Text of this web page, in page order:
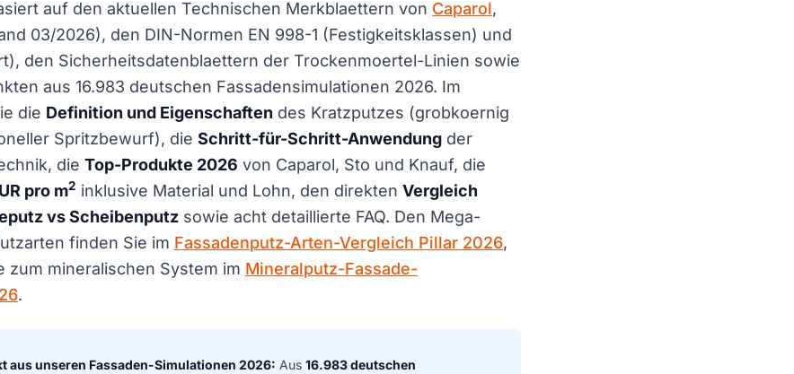
auf den aktuellen Technischen Merkblaettern von Caparol,
03/2026), den DIN-Normen EN 998-1 (Festigkeitsklassen) und
den Sicherheitsdatenblaettern der Trockenmoertel-Linien sowie
aus 16.983 deutschen Fassadensimulationen 2026. Im
die Definition und Eigenschaften des Kratzputzes (grobkoernig
Spritzbewurf), die Schritt-für-Schritt-Anwendung der
die Top-Produkte 2026 von Caparol, Sto und Knauf, die
pro m2 inklusive Material und Lohn, den direkten Vergleich
vs Scheibenputz sowie acht detaillierte FAQ. Den Mega-
finden Sie im Fassadenputz-Arten-Vergleich Pillar 2026,
zum mineralischen System im Mineralputz-Fassade-
.
aus unseren Fassaden-Simulationen 2026: Aus 16.983 deutschen